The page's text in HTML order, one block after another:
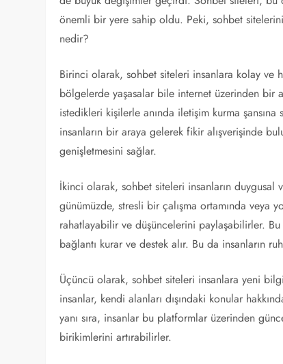
önemli bir yere sahip oldu. Peki, sohbet
nedir?
Birinci olarak, sohbet siteleri insanlara kolay ve
bölgelerde yaşasalar bile internet üzerinden bir
istedikleri kişilerle anında iletişim kurma
insanların bir araya gelerek fikir alışverişinde
genişletmesini sağlar.
İkinci olarak, sohbet siteleri insanların
günümüzde, stresli bir çalışma ortamında veya
rahatlayabilir ve düşüncelerini paylaşabilirler.
bağlantı kurar ve destek alır. Bu da insanların
Üçüncü olarak, sohbet siteleri insanlara yeni
insanlar, kendi alanları dışındaki konular
yanı sıra, insanlar bu platformlar üzerinden
birikimlerini artırabilirler.